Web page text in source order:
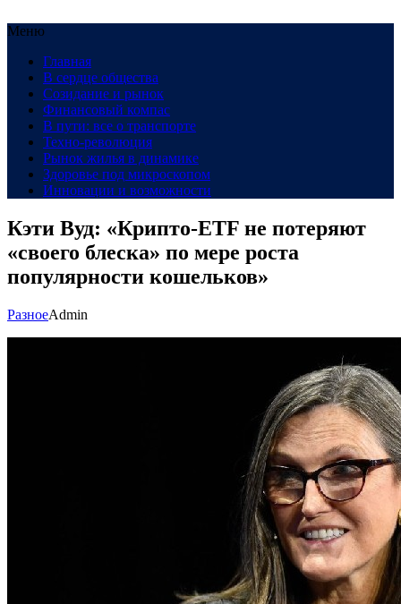
Меню
Главная
В сердце общества
Созидание и рынок
Финансовый компас
В пути: все о транспорте
Техно-революция
Рынок жилья в динамике
Здоровье под микроскопом
Инновации и возможности
Кэти Вуд: «Крипто-ETF не потеряют
«своего блеска» по мере роста
популярности кошельков»
РазноеAdmin